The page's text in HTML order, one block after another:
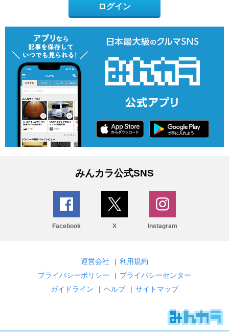
ログイン
みんカラ公式SNS
Facebook X Instagram
運営会社 | 利用規約
プライバシーポリシー
| プライバシーセンター
ガイドライン
| ヘルプ | サイトマップ